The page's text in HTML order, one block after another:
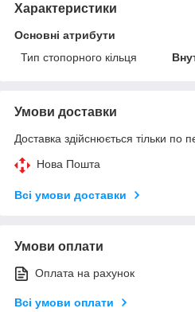
Характеристики
Основні атрибути
Тип стопорного кільця
Умови доставки
Доставка здійснюється тільки по
Нова Пошта
Всі умови доставки
Умови оплати
Оплата на рахунок
Всі умови оплати